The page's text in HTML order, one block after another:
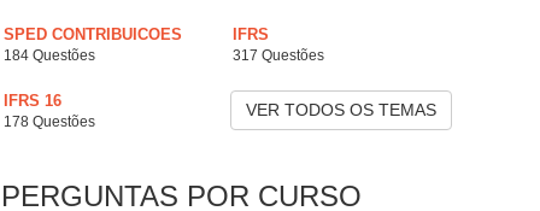
SPED CONTRIBUICOES
184 Questões
IFRS
317 Questões
IFRS 16
178 Questões
VER TODOS OS TEMAS
PERGUNTAS POR CURSO